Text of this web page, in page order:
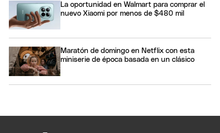
La oportunidad en Walmart para comprar el
nuevo Xiaomi por menos de $480 mil
Maratón de domingo en Netflix con esta
miniserie de época basada en un clásico